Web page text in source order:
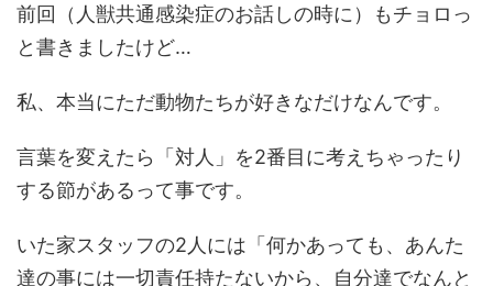
前回（人獣共通感染症のお話しの時に）もチョロっ
と書きましたけど…
私、本当にただ動物たちが好きなだけなんです。
言葉を変えたら「対人」を2番目に考えちゃったり
する節があるって事です。
いた家スタッフの2人には「何かあっても、あんた
達の事には一切責任持たないから、自分達でなんと